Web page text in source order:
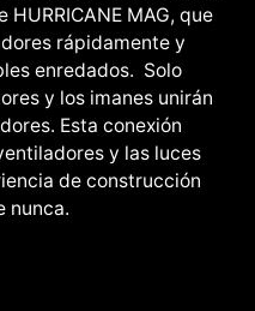
MAG, que
rápidamente y
enredados. Solo
y los imanes unirán
Esta conexión
y las luces
de construcción
nunca.